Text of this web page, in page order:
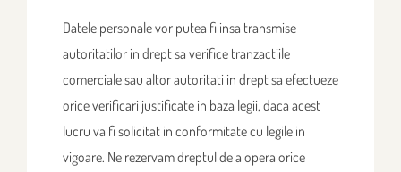
Datele personale vor putea fi insa transmise
autoritatilor in drept sa verifice tranzactiile
comerciale sau altor autoritati in drept sa efectueze
orice verificari justificate in baza legii, daca acest
lucru va fi solicitat in conformitate cu legile in
vigoare. Ne rezervam dreptul de a opera orice